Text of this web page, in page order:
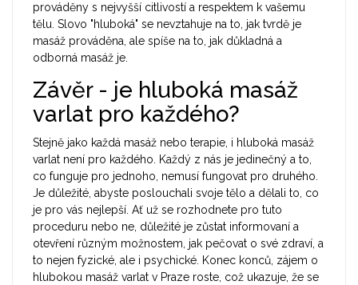
prováděny s nejvyšší citlivostí a respektem k vašemu
tělu. Slovo "hluboká" se nevztahuje na to, jak tvrdě je
masáž prováděna, ale spíše na to, jak důkladná a
odborná masáž je.
Závěr - je hluboká masáž
varlat pro každého?
Stejně jako každá masáž nebo terapie, i hluboká masáž
varlat není pro každého. Každý z nás je jedinečný a to,
co funguje pro jednoho, nemusí fungovat pro druhého.
Je důležité, abyste poslouchali svoje tělo a dělali to, co
je pro vás nejlepší. Ať už se rozhodnete pro tuto
proceduru nebo ne, důležité je zůstat informovaní a
otevření různým možnostem, jak pečovat o své zdraví, a
to nejen fyzické, ale i psychické. Konec konců, zájem o
hlubokou masáž varlat v Praze roste, což ukazuje, že se